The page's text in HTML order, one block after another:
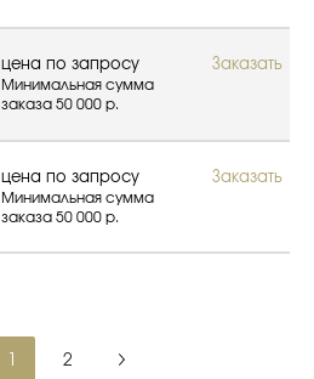
цена по запросу
Минимальная сумма
заказа 50 000 р.
Заказать
цена по запросу
Минимальная сумма
заказа 50 000 р.
Заказать
2